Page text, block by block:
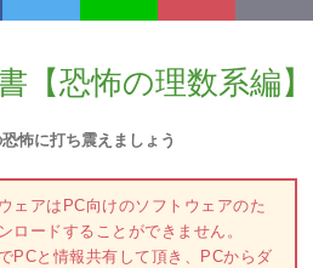
【恐怖の理数系編】
怖に打ち震えましょう
ェアはPC向けのソフトウェアのた
ロードすることができません。
PCと情報共有して頂き、PCからダ